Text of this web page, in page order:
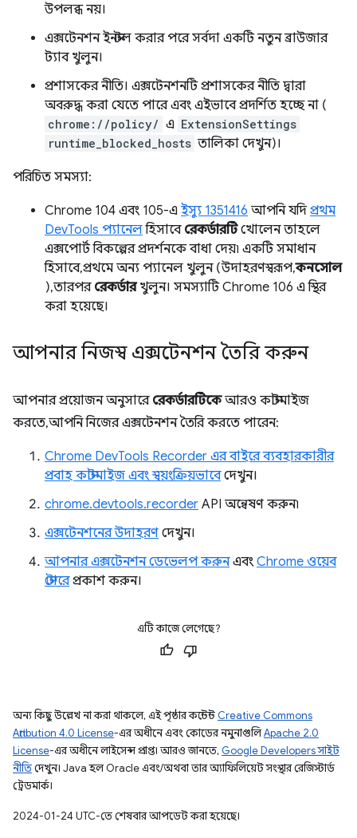
উপলব্ধ নয়।
এক্সটেনশন ইনস্টল করার পরে সর্বদা একটি নতুন ব্রাউজার
ট্যাব খুলুন।
প্রশাসকের নীতি। এক্সটেনশনটি প্রশাসকের নীতি দ্বারা
অবরুদ্ধ করা যেতে পারে এবং এইভাবে প্রদর্শিত হচ্ছে না (
chrome://policy/ এ ExtensionSettings
runtime_blocked_hosts তালিকা দেখুন)।
পরিচিত সমস্যা:
Chrome 104 এবং 105-এ ইস্যু 1351416 আপনি যদি প্রথম
DevTools প্যানেলহিসাবে রেকর্ডারটিখোলেন তাহলে
এক্সপোর্ট বিকল্পের প্রদর্শনকে বাধা দেয়৷ একটি সমাধান
হিসাবে, প্রথমে অন্য প্যানেল খুলুন (উদাহরণস্বরূপ,কনসোল
), তারপর রেকর্ডারখুলুন। সমস্যাটি Chrome 106 এ স্থির
করা হয়েছে।
আপনার নিজস্ব এক্সটেনশন তৈরি করুন
আপনার প্রয়োজন অনুসারে রেকর্ডারটিকেআরও কাস্টমাইজ
করতে, আপনি নিজের এক্সটেনশন তৈরি করতে পারেন:
Chrome DevTools Recorder এর বাইরে ব্যবহারকারীর
প্রবাহ কাস্টমাইজ এবং স্বয়ংক্রিয়ভাবেদেখুন।
chrome.devtools.recorder API অন্বেষণ করুন৷
এক্সটেনশনের উদাহরণ দেখুন।
আপনার এক্সটেনশন ডেভেলপ করুনএবং Chrome ওয়েব
স্টোরেপ্রকাশ করুন।
এটি কাজে লেগেছে?
অন্য কিছু উল্লেখ না করা থাকলে, এই পৃষ্ঠার কন্টেন্ট Creative Commons
Attribution 4.0 License-এর অধীনে এবং কোডের নমুনাগুলিApache 2.0
License-এর অধীনে লাইসেন্স প্রাপ্ত। আরও জানতে, Google Developers সাইট
নীতিদেখুন। Java হল Oracle এবং/অথবা তার অ্যাফিলিয়েট সংস্থার রেজিস্টার্ড
ট্রেডমার্ক।
2024-01-24 UTC-তে শেষবার আপডেট করা হয়েছে।